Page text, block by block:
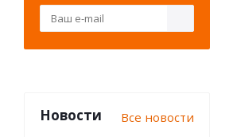
Новости Все новости